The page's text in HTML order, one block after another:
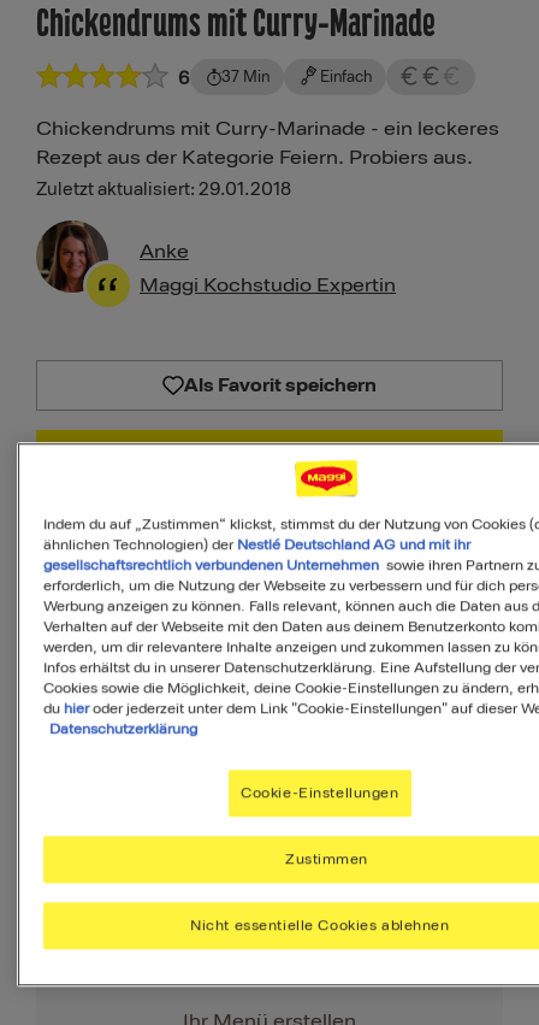
Chickendrums mit Curry-Marinade
6 37 Min Einfach
Chickendrums mit Curry-Marinade - ein leckeres
Rezept aus der Kategorie Feiern. Probiers aus.
Zuletzt aktualisiert: 29.01.2018
Anke
Maggi Kochstudio Expertin
Als Favorit speichern
40
von 100
MyMenu IQ™
Ist diese Mahlzeit
ausgewogen?
MyMenuIQ hilft Dir, deinen Körper mit
allen Nährstoffen zu versorgen, die Du
Indem du auf „Zustimmen“ klickst, stimmst du der Nutzung von Cookies
ähnlichen Technologien) der Nestlé Deutschland AG und mit ihr
gesellschaftsrechtlich verbundenen Unternehmensowie ihren Partnern
erforderlich, um die Nutzung der Webseite zu verbessern und für dich
Werbung anzeigen zu können. Falls relevant, können auch die Daten aus
Verhalten auf der Webseite mit den Daten aus deinem Benutzerkonto
werden, um dir relevantere Inhalte anzeigen und zukommen lassen zu
Infos erhältst du in unserer Datenschutzerklärung. Eine Aufstellung der
Cookies sowie die Möglichkeit, deine Cookie-Einstellungen zu ändern,
du hieroder jederzeit unter dem Link "Cookie-Einstellungen" auf dieser
Datenschutzerklärung
Cookie-Einstellungen
Nicht essentielle Cookies ablehnen
Zustimmen